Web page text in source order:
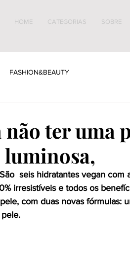
HOME CATEGORIAS SOBRE
FASHION&BEAUTY
ter uma
luminosa,
seis hidratantes vegan com
irresistíveis e todos os
com duas novas fórmulas: